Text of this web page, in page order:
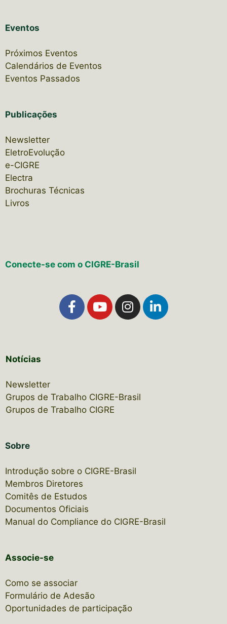
Eventos
Próximos Eventos
Calendários de Eventos
Eventos Passados
Publicações
Newsletter
EletroEvolução
e-CIGRE
Electra
Brochuras Técnicas
Livros
Conecte-se com o CIGRE-Brasil
Notícias
Newsletter
Grupos de Trabalho CIGRE-Brasil
Grupos de Trabalho CIGRE
Sobre
Introdução sobre o CIGRE-Brasil
Membros Diretores
Comitês de Estudos
Documentos Oficiais
Manual do Compliance do CIGRE-Brasil
Associe-se
Como se associar
Formulário de Adesão
Oportunidades de participação